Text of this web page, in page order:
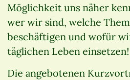
Möglichkeit uns näher
wer wir sind, welche
beschäftigen und wofür
täglichen Leben einsetzen!
Die angebotenen